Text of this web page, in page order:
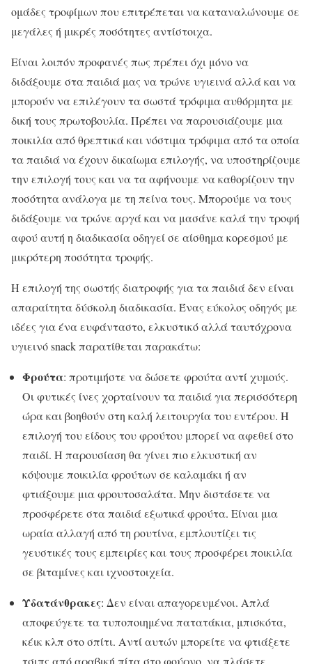
ομάδες τροφίμων που επιτρέπεται να καταναλώνουμε σε
μεγάλες ή μικρές ποσότητες αντίστοιχα.
Είναι λοιπόν προφανές πως πρέπει όχι μόνο να
διδάξουμε στα παιδιά μας να τρώνε υγιεινά αλλά και να
μπορούν να επιλέγουν τα σωστά τρόφιμα αυθόρμητα με
δική τους πρωτοβουλία. Πρέπει να παρουσιάζουμε μια
ποικιλία από θρεπτικά και νόστιμα τρόφιμα από τα οποία
τα παιδιά να έχουν δικαίωμα επιλογής, να υποστηρίζουμε
την επιλογή τους και να τα αφήνουμε να καθορίζουν την
ποσότητα ανάλογα με τη πείνα τους. Μπορούμε να τους
διδάξουμε να τρώνε αργά και να μασάνε καλά την τροφή
αφού αυτή η διαδικασία οδηγεί σε αίσθημα κορεσμού με
μικρότερη ποσότητα τροφής.
Η επιλογή της σωστής διατροφής για τα παιδιά δεν είναι
απαραίτητα δύσκολη διαδικασία. Ένας εύκολος οδηγός με
ιδέες για ένα ευφάνταστο, ελκυστικό αλλά ταυτόχρονα
υγιεινό snack παρατίθεται παρακάτω:
Φρούτα: προτιμήστε να δώσετε φρούτα αντί χυμούς.
Οι φυτικές ίνες χορταίνουν τα παιδιά για περισσότερη
ώρα και βοηθούν στη καλή λειτουργία του εντέρου. Η
επιλογή του είδους του φρούτου μπορεί να αφεθεί στο
παιδί. Η παρουσίαση θα γίνει πιο ελκυστική αν
κόψουμε ποικιλία φρούτων σε καλαμάκι ή αν
φτιάξουμε μια φρουτοσαλάτα. Μην διστάσετε να
προσφέρετε στα παιδιά εξωτικά φρούτα. Είναι μια
ωραία αλλαγή από τη ρουτίνα, εμπλουτίζει τις
γευστικές τους εμπειρίες και τους προσφέρει ποικιλία
σε βιταμίνες και ιχνοστοιχεία.
Υδατάνθρακες: Δεν είναι απαγορευμένοι. Απλά
αποφεύγετε τα τυποποιημένα πατατάκια, μπισκότα,
κέικ κλπ στο σπίτι. Αντί αυτών μπορείτε να φτιάξετε
τσιπς από αραβική πίτα στο φούρνο, να πλάσετε